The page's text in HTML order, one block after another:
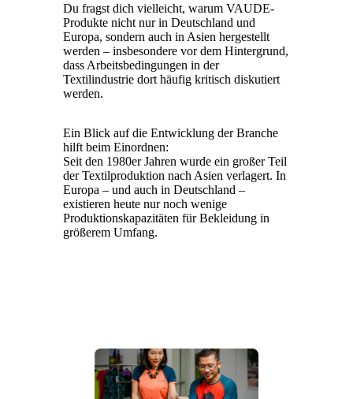
Du fragst dich vielleicht, warum VAUDE-
Produkte nicht nur in Deutschland und
Europa, sondern auch in Asien hergestellt
werden – insbesondere vor dem Hintergrund,
dass Arbeitsbedingungen in der
Textilindustrie dort häufig kritisch diskutiert
werden.
Ein Blick auf die Entwicklung der Branche
hilft beim Einordnen:
Seit den 1980er Jahren wurde ein großer Teil
der Textilproduktion nach Asien verlagert. In
Europa – und auch in Deutschland –
existieren heute nur noch wenige
Produktionskapazitäten für Bekleidung in
größerem Umfang.